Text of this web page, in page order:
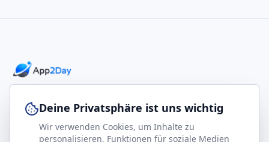
footer.company Rechtliches
Deine Privatsphäre ist uns wichtig
Wir verwenden Cookies, um Inhalte zu
personalisieren, Funktionen für soziale Medien